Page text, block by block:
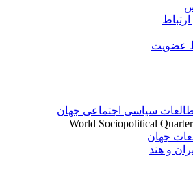
عضویت
سیاسی اجتماعی جهان
جهان
و هند